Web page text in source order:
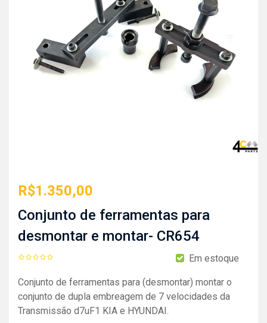
R$1.350,00
Conjunto de ferramentas para
desmontar e montar- CR654
Em estoque
Conjunto de ferramentas para (desmontar) montar o
conjunto de dupla embreagem de 7 velocidades da
Transmissão d7uF1 KIA e HYUNDAI.